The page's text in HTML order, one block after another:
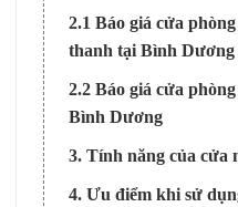
2.1 Báo giá cửa
thanh tại Bình Dương
2.2 Báo giá cửa
Bình Dương
3. Tính năng của cửa
4. Ưu điểm khi sử